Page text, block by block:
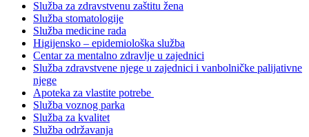
Služba za zdravstvenu zaštitu žena
Služba stomatologije
Služba medicine rada
Higijensko – epidemiološka služba
Centar za mentalno zdravlje u zajednici
Služba zdravstvene njege u zajednici i vanbolničke palijativne
njege
Apoteka za vlastite potrebe
Služba voznog parka
Služba za kvalitet
Služba održavanja